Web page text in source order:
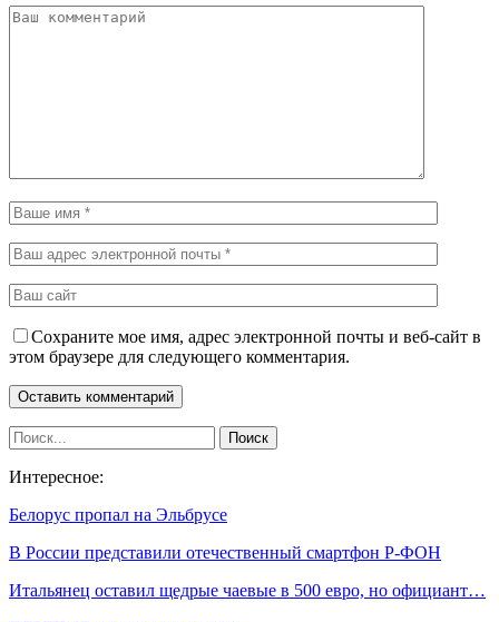
Сохраните мое имя, адрес электронной почты и веб-сайт в
этом браузере для следующего комментария.
Интересное:
Белорус пропал на Эльбрусе
В России представили отечественный смартфон Р-ФОН
Итальянец оставил щедрые чаевые в 500 евро, но официант…